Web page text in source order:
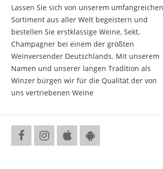
Lassen Sie sich von unserem umfangreichen
Sortiment aus aller Welt begeistern und
bestellen Sie erstklassige Weine, Sekt,
Champagner bei einem der größten
Weinversender Deutschlands. Mit unserem
Namen und unserer langen Tradition als
Winzer bürgen wir für die Qualität der von
uns vertriebenen Weine